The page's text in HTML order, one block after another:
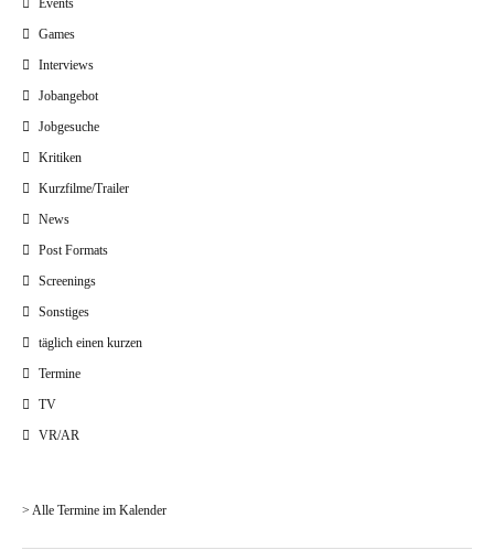
Events
Games
Interviews
Jobangebot
Jobgesuche
Kritiken
Kurzfilme/Trailer
News
Post Formats
Screenings
Sonstiges
täglich einen kurzen
Termine
TV
VR/AR
> Alle Termine im Kalender